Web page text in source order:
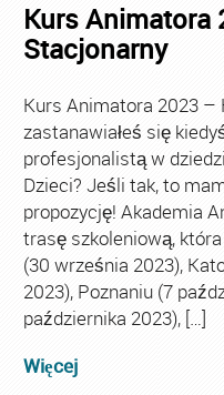
Kurs Animatora
Stacjonarny
Kurs Animatora 2023 –
zastanawiałeś się
profesjonalistą w
Dzieci? Jeśli tak, to
propozycję! Akademia
trasę szkoleniową,
(30 września 2023),
2023), Poznaniu (7
października 2023), […]
Więcej